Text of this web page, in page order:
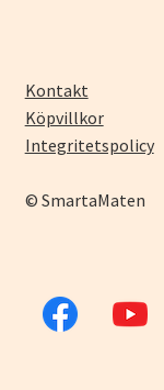
Kontakt
Köpvillkor
Integritetspolicy
© SmartaMaten